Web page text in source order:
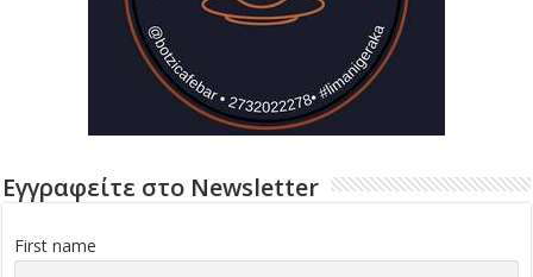
Εγγραφείτε στο Newsletter
First name